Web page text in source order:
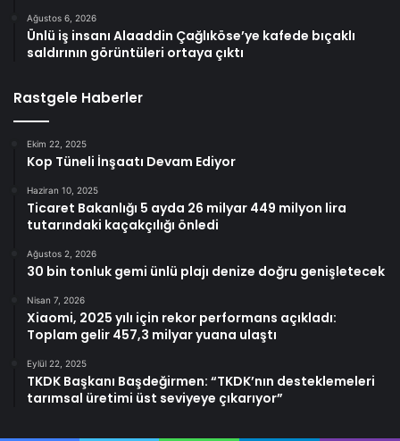
Ağustos 6, 2026
Ünlü iş insanı Alaaddin Çağlıköse’ye kafede bıçaklı
saldırının görüntüleri ortaya çıktı
Rastgele Haberler
Ekim 22, 2025
Kop Tüneli İnşaatı Devam Ediyor
Haziran 10, 2025
Ticaret Bakanlığı 5 ayda 26 milyar 449 milyon lira
tutarındaki kaçakçılığı önledi
Ağustos 2, 2026
30 bin tonluk gemi ünlü plajı denize doğru genişletecek
Nisan 7, 2026
Xiaomi, 2025 yılı için rekor performans açıkladı:
Toplam gelir 457,3 milyar yuana ulaştı
Eylül 22, 2025
TKDK Başkanı Başdeğirmen: “TKDK’nın desteklemeleri
tarımsal üretimi üst seviyeye çıkarıyor”